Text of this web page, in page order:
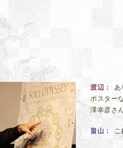
渡辺
あ
ポスター
澤幸彦さ
畠山 こ